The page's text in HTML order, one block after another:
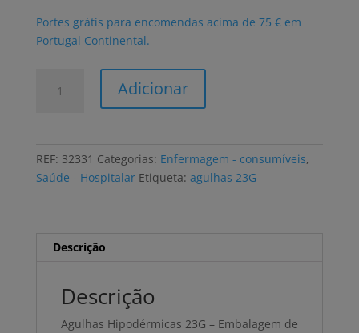
Portes grátis para encomendas acima de 75 € em
Portugal Continental.
23G
(100
Adicionar
REF: 32331 Categorias: Enfermagem - consumíveis,
Saúde - Hospitalar Etiqueta: agulhas 23G
Descrição
Descrição
Agulhas Hipodérmicas 23G – Embalagem de